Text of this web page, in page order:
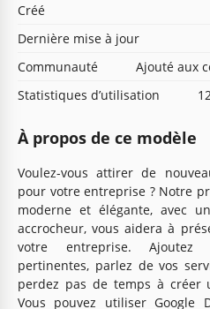
Créé
Dernière mise à jour
Communauté
Ajouté aux
Statistiques d’utilisation
À propos de ce modèle
Voulez-vous attirer de
pour votre entreprise ? Notre
moderne et élégante, avec
accrocheur, vous aidera à
votre entreprise. Ajoutez
pertinentes, parlez de vos
perdez pas de temps à
Vous pouvez utiliser Google